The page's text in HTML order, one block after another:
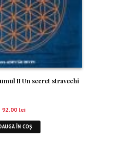
II Un secret stravechi
92.00 lei
ÎN COȘ